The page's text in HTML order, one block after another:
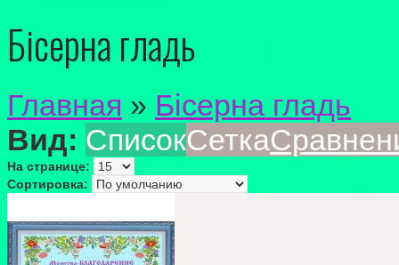
Бісерна гладь
Главная » Бісерна гладь
Вид: СписокСетка
На странице:
Сортировка: